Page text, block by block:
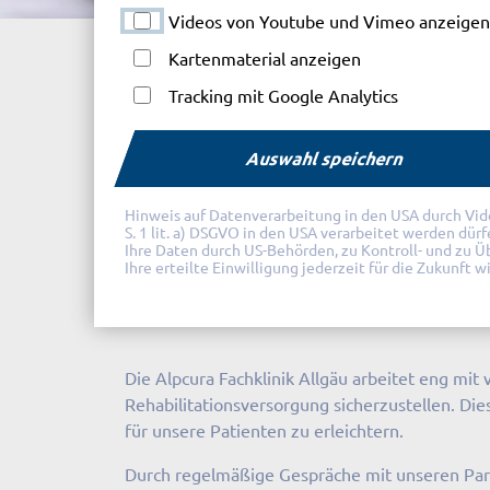
Alpcura Fachklinik Allgäu
Partner &
erfahren
Die Alpcura Fachklinik Allgäu arbeitet eng
Rehabilitationsversorgung sicherzustellen.
für unsere Patienten zu erleichtern.
Durch regelmäßige Gespräche mit unseren
Videos von Youtube und Vimeo anzeigen
Kartenmaterial anzeigen
Tracking mit Google Analytics
Auswahl speichern
Hinweis auf Datenverarbeitung in den USA durch
S. 1 lit. a) DSGVO in den USA verarbeitet werden
Ihre Daten durch US-Behörden, zu Kontroll- und zu
Ihre erteilte Einwilligung jederzeit für die Zukunft